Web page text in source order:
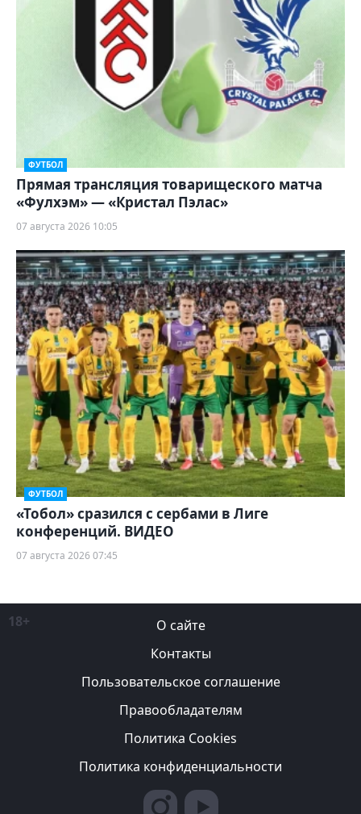
ФУТБОЛ
Прямая трансляция товарищеского матча
«Фулхэм» — «Кристал Пэлас»
07 августа 2026 10:05
ФУТБОЛ
«Тобол» сразился с сербами в Лиге
конференций. ВИДЕО
07 августа 2026 07:45
18+
О сайте
Контакты
Пользовательское соглашение
Правообладателям
Политика Cookies
Политика конфиденциальности